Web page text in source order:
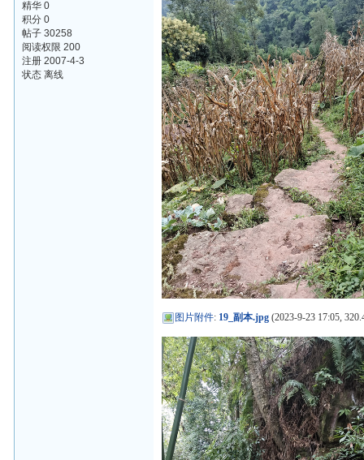
精华 0
积分 0
帖子 30258
阅读权限 200
注册 2007-4-3
状态 离线
图片附件: 19_副本.jpg (2023-9-23 17:05,